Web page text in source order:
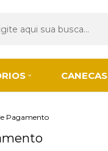
CANECAS
Pagamento